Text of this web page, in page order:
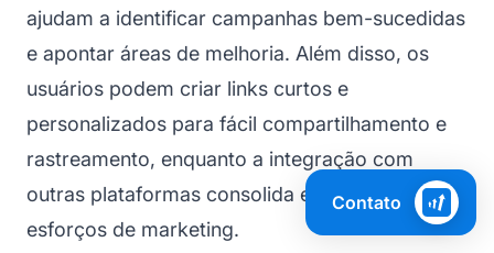
ajudam a identificar campanhas bem-sucedidas
e apontar áreas de melhoria. Além disso, os
usuários podem criar links curtos e
personalizados para fácil compartilhamento e
rastreamento, enquanto a integração com
outras plataformas consolida e potencializa os
esforços de marketing.
Contato